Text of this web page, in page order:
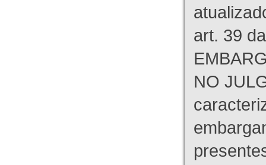
art. 39
NO